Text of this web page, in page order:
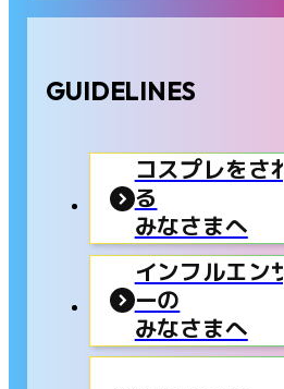
GUIDELINES
コスプレをされ
る
みなさまへ
インフルエンサ
ーの
みなさまへ